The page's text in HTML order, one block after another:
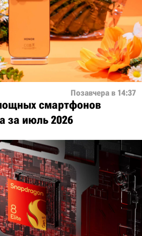
Позавчера в 14:37
смартфонов
за июль 2026